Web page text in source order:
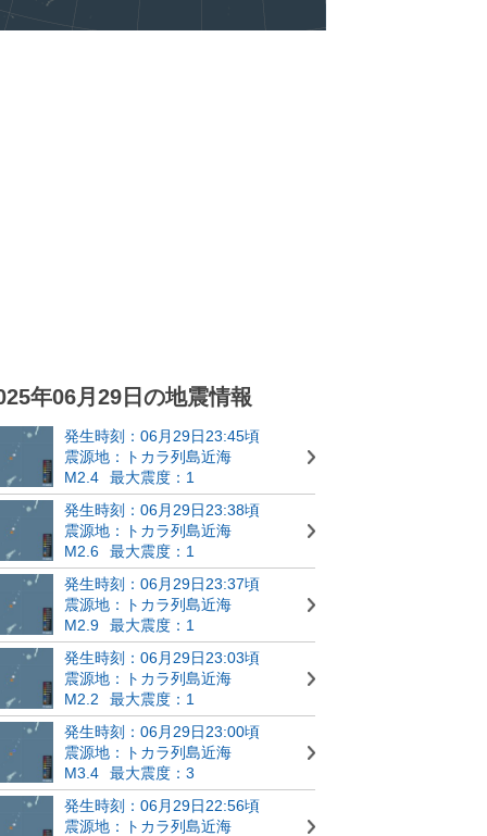
年06月29日の地震情報
発生時刻：06月29日23:45頃
震源地：トカラ列島近海
M2.4
最大震度：1
発生時刻：06月29日23:38頃
震源地：トカラ列島近海
M2.6
最大震度：1
発生時刻：06月29日23:37頃
震源地：トカラ列島近海
M2.9
最大震度：1
発生時刻：06月29日23:03頃
震源地：トカラ列島近海
M2.2
最大震度：1
発生時刻：06月29日23:00頃
震源地：トカラ列島近海
M3.4
最大震度：3
発生時刻：06月29日22:56頃
震源地：トカラ列島近海